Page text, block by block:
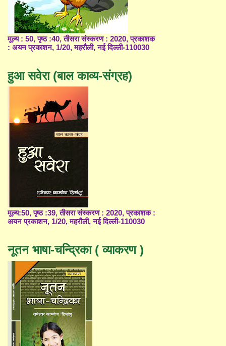
मूल्य : 50, पृष्ठ :40, तीसरा संस्करण : 2020, प्रकाशक
: अयन प्रकाशन, 1/20, महरौली, नई दिल्ली-110030
हुआ सवेरा (बाल काव्य-संग्रह)
मूल्य:50, पृष्ठ :39, तीसरा संस्करण : 2020, प्रकाशक :
अयन प्रकाशन, 1/20, महरौली, नई दिल्ली-110030
नूतन भाषा-चन्द्रिका ( व्याकरण )